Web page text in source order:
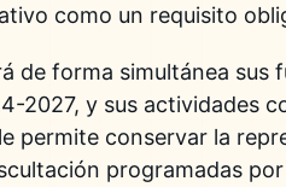
como un requisito
de forma simultánea
2027, y sus actividades
permite conservar la
programadas